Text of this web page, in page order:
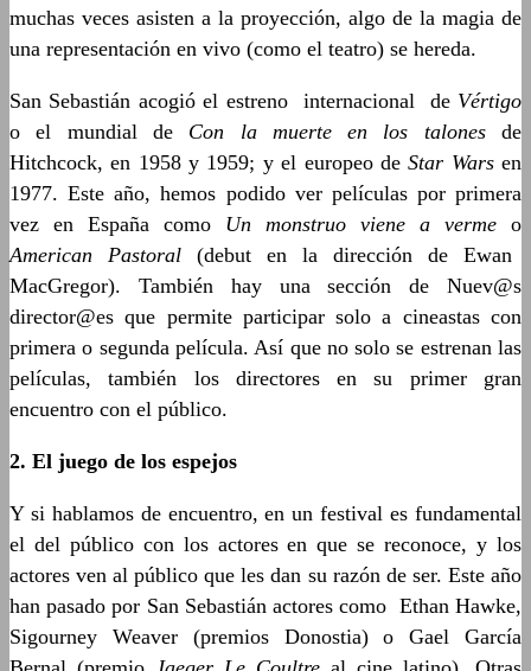
muchas veces asisten a la proyección, algo de la magia de
una representación en vivo (como el teatro) se hereda.
San Sebastián acogió el estreno internacional de Vértigo
o el mundial de Con la muerte en los talonesde
Hitchcock, en 1958 y 1959; y el europeo deStar Warsen
1977. Este año, hemos podido ver películas por primera
vez en España como Un monstruo viene a verme o
American Pastoral (debut en la dirección de Ewan
MacGregor). También hay una sección de Nuev@s
director@es que permite participar solo a cineastas con
primera o segunda película. Así que no solo se estrenan las
películas, también los directores en su primer gran
encuentro con el público.
2. El juego de los espejos
Y si hablamos de encuentro, en un festival es fundamental
el del público con los actores en que se reconoce, y los
actores ven al público que les dan su razón de ser. Este año
han pasado por San Sebastián actores como Ethan Hawke,
Sigourney Weaver (premios Donostia) o Gael García